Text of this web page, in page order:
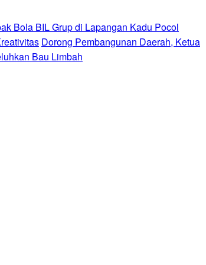
Bola BIL Grup di Lapangan Kadu Pocol
Dorong Pembangunan Daerah, Ketua
Bau Limbah